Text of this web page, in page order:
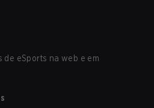
de eSports na web e em